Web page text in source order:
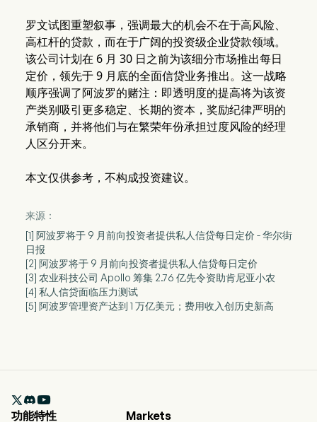
罗文试图重塑叙事，强调最大的机会不在于高风险、
高杠杆的贷款，而在于广阔的投资级企业贷款领域。
该公司计划在 6 月 30 日之前为该细分市场推出每日
定价，领先于 9 月底的全面信贷业务推出。这一战略
顺序强调了阿波罗的赌注：即透明度的提高将为该资
产类别吸引更多稳定、长期的资本，奖励纪律严明的
承销商，并将他们与在繁荣年份承担过度风险的经理
人区分开来。
本文仅供参考，不构成投资建议。
来源：
[1] 阿波罗将于 9 月前向投资者提供私人信贷每日定价 - 华尔街
日报
[2] 阿波罗将于 9 月前向投资者提供私人信贷每日定价
[3] 农业科技公司 Apollo 筹集 2.76 亿先令资助肯尼亚小农
[4] 私人信贷面临压力测试
[5] 阿波罗管理资产达到 1 万亿美元；费用收入创历史新高

功能特性
Markets